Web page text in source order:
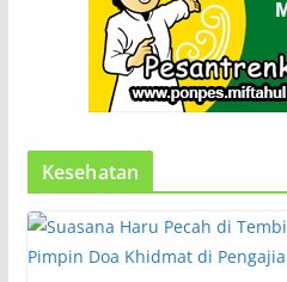
Kesehatan